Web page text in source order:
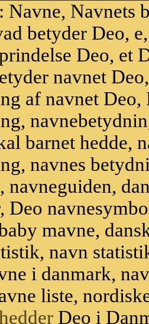
Navne, Navnets
betyder Deo,
Deo, et
navnet
af navnet
barnet hedde,
navnes
navneguiden,
Deo
mavne,
navn
i danmark,
liste,
Deo i